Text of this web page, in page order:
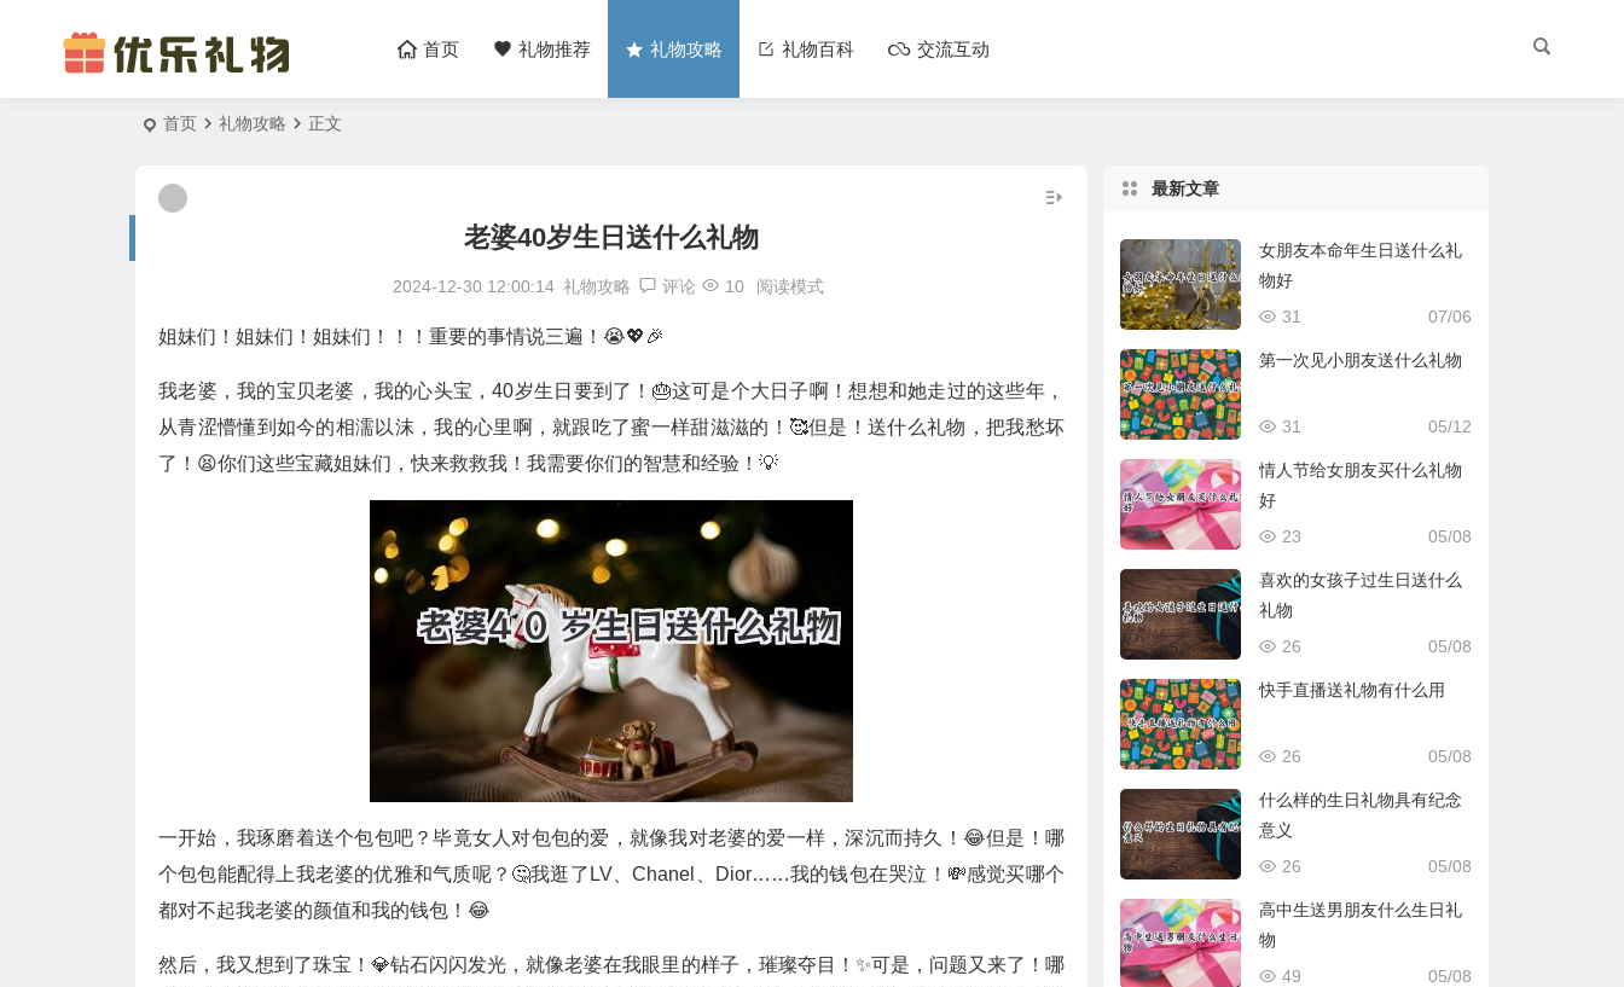
首页 礼物推荐 礼物攻略 礼物百科 交流互动
首页 礼物攻略 正文
老婆40岁生日送什么礼物
2024-12-30 12:00:14 礼物攻略 评论 10 阅读模式
姐妹们！姐妹们！姐妹们！！！重要的事情说三遍！😭💖🎉
我老婆，我的宝贝老婆，我的心头宝，40岁生日要到了！🎂这可是个大日子啊！想想和她走过的这些年，
从青涩懵懂到如今的相濡以沫，我的心里啊，就跟吃了蜜一样甜滋滋的！🥰但是！送什么礼物，把我愁坏
了！😫你们这些宝藏姐妹们，快来救救我！我需要你们的智慧和经验！💡
一开始，我琢磨着送个包包吧？毕竟女人对包包的爱，就像我对老婆的爱一样，深沉而持久！😂但是！哪
个包包能配得上我老婆的优雅和气质呢？🤔我逛了LV、Chanel、Dior……我的钱包在哭泣！💸感觉买哪个
都对不起我老婆的颜值和我的钱包！😂
然后，我又想到了珠宝！💎钻石闪闪发光，就像老婆在我眼里的样子，璀璨夺目！✨可是，问题又来了！哪
最新文章
女朋友本命年生日送什么礼
物好
07/06
31
第一次见小朋友送什么礼物
05/12
31
情人节给女朋友买什么礼物
好
05/08
23
喜欢的女孩子过生日送什么
礼物
05/08
26
快手直播送礼物有什么用
05/08
26
什么样的生日礼物具有纪念
意义
05/08
26
高中生送男朋友什么生日礼
物
05/08
49